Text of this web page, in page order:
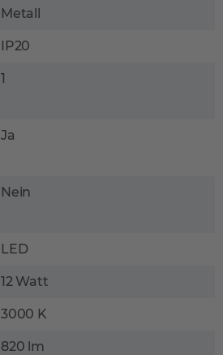
Metall
IP20
1
Ja
Nein
LED
12 Watt
3000 K
820 lm